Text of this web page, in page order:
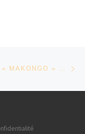
« MAKONGO » DE ELVIS SABIN NGAÏBINO